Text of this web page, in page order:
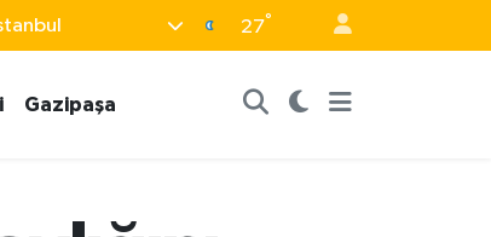
27°
Gazipaşa